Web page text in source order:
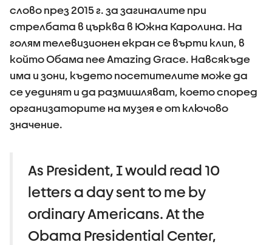
слово през 2015 г. за загиналите при
стрелбата в църква в Южна Каролина. На
голям телевизионен екран се върти клип, в
който Обама пее Amazing Grace. Навсякъде
има и зони, където посетителите може да
се уединят и да размишляват, което според
организаторите на музея е от ключово
значение.
As President, I would read 10
letters a day sent to me by
ordinary Americans. At the
Obama Presidential Center,